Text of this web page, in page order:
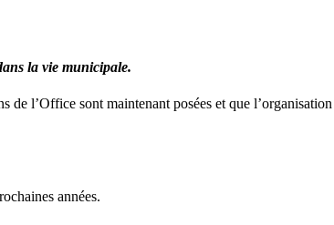
la vie municipale.
de l’Office sont maintenant posées et que
années.